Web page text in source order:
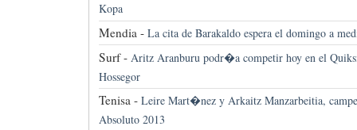
Kopa
Mendia - La cita de Barakaldo espera el domingo a
Surf - Aritz Aranburu podr�a competir hoy en el
Hossegor
Tenisa - Leire Mart�nez y Arkaitz Manzarbeitia,
Absoluto 2013